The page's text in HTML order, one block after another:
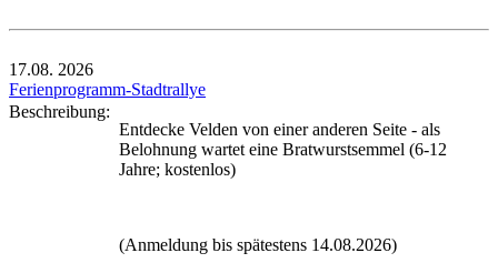
17.08. 2026
Ferienprogramm-Stadtrallye
Beschreibung:
Entdecke Velden von einer anderen Seite - als
Belohnung wartet eine Bratwurstsemmel (6-12
Jahre; kostenlos)
(Anmeldung bis spätestens 14.08.2026)